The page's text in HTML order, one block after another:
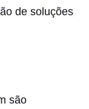
de soluções
são